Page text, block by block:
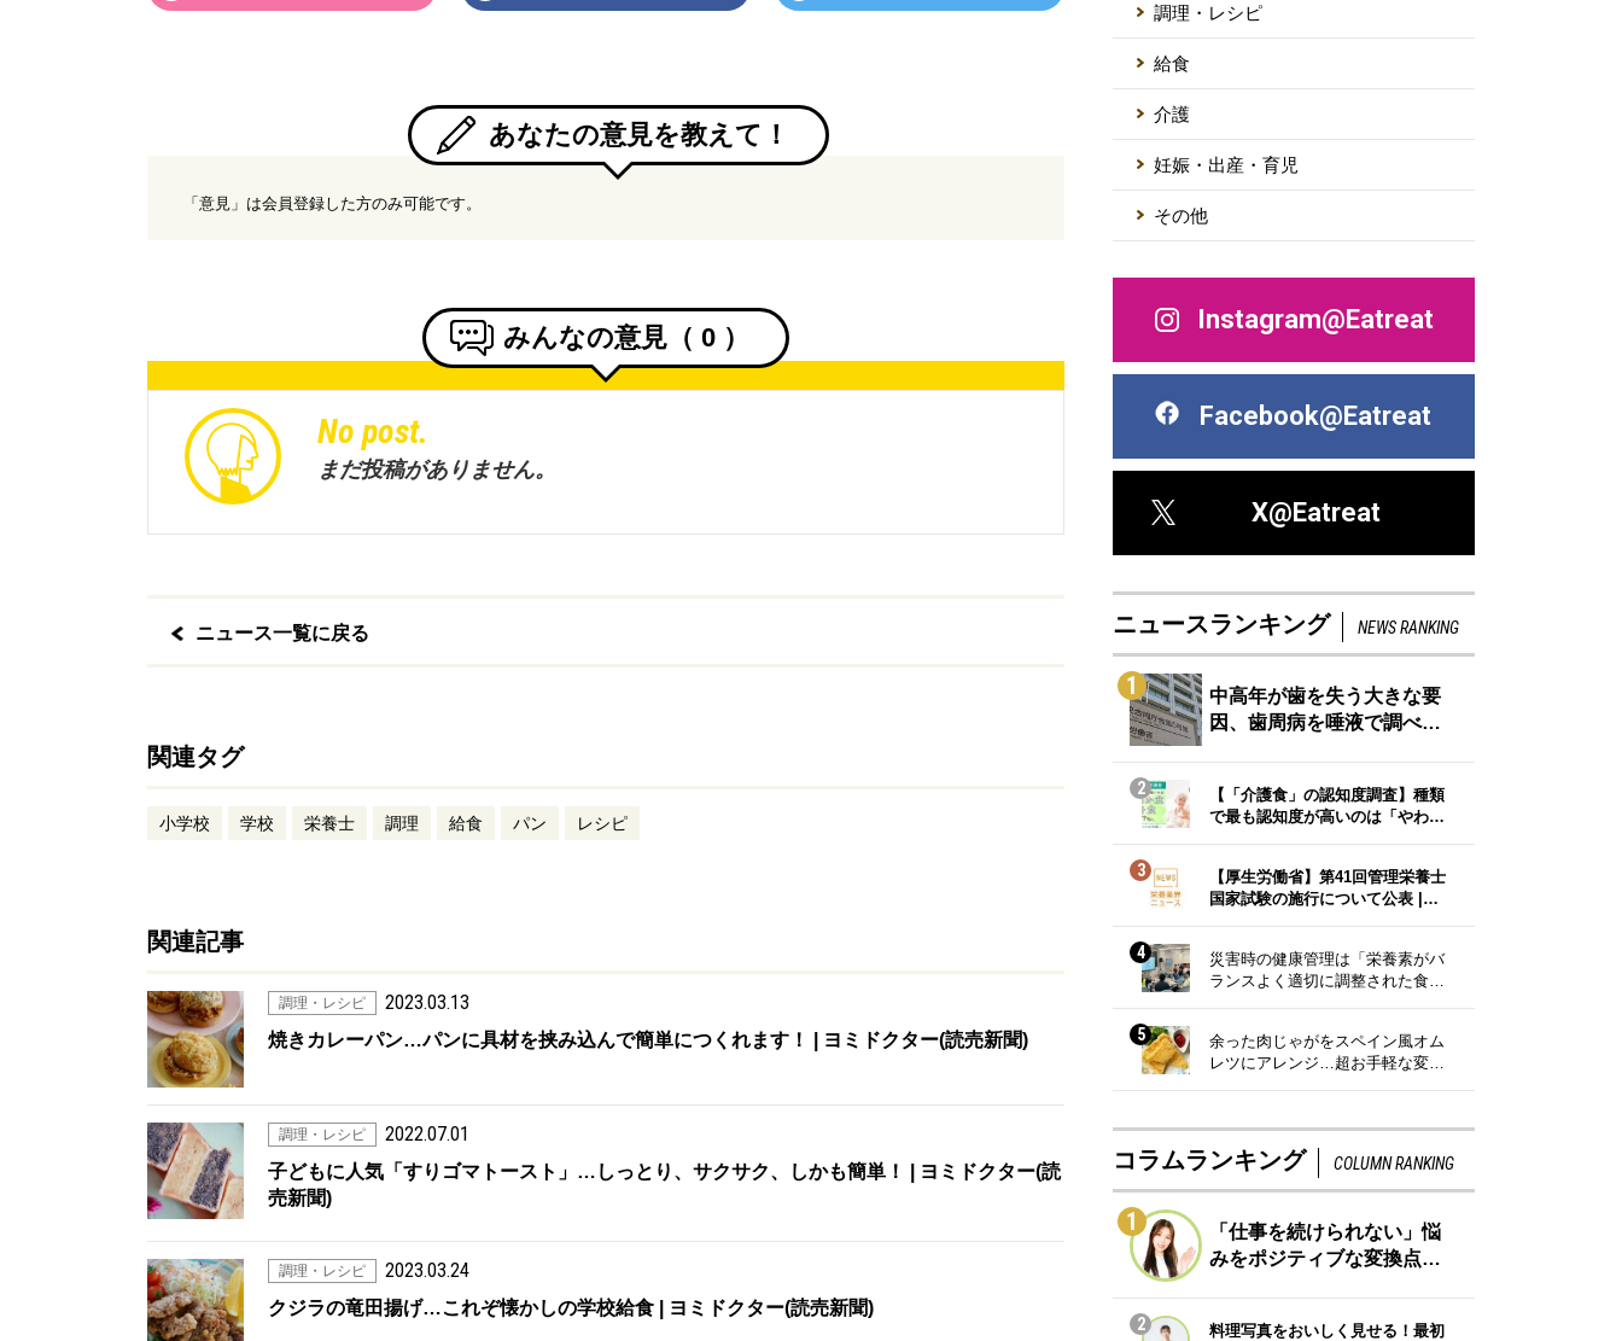
あなたの意見を教えて！
「意見」は会員登録した方のみ可能です。
みんなの意見（ 0 ）
No post.
まだ投稿がありません。
ニュース一覧に戻る
関連タグ
小学校 学校 栄養士 調理 給食 パン レシピ
関連記事
調理・レシピ 2023.03.13
焼きカレーパン…パンに具材を挟み込んで簡単につくれます！ | ヨミドクター(読売新聞)
調理・レシピ 2022.07.01
子どもに人気「すりゴマトースト」…しっとり、サクサク、しかも簡単！ | ヨミドクター(読
売新聞)
調理・レシピ 2023.03.24
クジラの竜田揚げ…これぞ懐かしの学校給食 | ヨミドクター(読売新聞)
調理・レシピ
給食
介護
妊娠・出産・育児
その他
Instagram@Eatreat
Facebook@Eatreat
X@Eatreat
ニュースランキング NEWS RANKING
1
中高年が歯を失う大きな要
因、歯周病を唾液で調べ…
2
【「介護食」の認知度調査】種類
で最も認知度が高いのは「やわ…
3
【厚生労働省】第41回管理栄養士
国家試験の施行について公表 |…
4
災害時の健康管理は「栄養素がバ
ランスよく適切に調整された食…
5
余った肉じゃがをスペイン風オム
レツにアレンジ…超お手軽な変…
コラムランキング COLUMN RANKING
1
「仕事を続けられない」悩
みをポジティブな変換点…
2
料理写真をおいしく見せる！最初